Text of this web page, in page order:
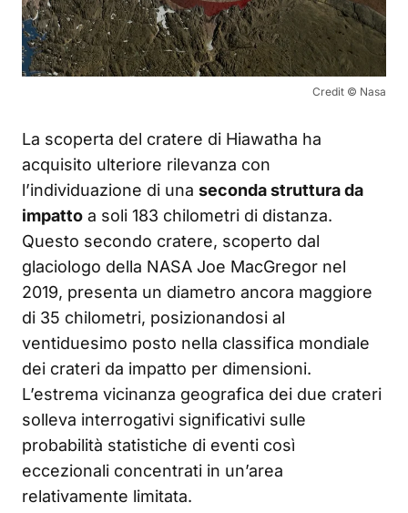
Credit © Nasa
La scoperta del cratere di Hiawatha ha
acquisito ulteriore rilevanza con
l’individuazione di una seconda struttura da
impatto a soli 183 chilometri di distanza.
Questo secondo cratere, scoperto dal
glaciologo della NASA Joe MacGregor nel
2019, presenta un diametro ancora maggiore
di 35 chilometri, posizionandosi al
ventiduesimo posto nella classifica mondiale
dei crateri da impatto per dimensioni.
L’estrema vicinanza geografica dei due crateri
solleva interrogativi significativi sulle
probabilità statistiche di eventi così
eccezionali concentrati in un’area
relativamente limitata.